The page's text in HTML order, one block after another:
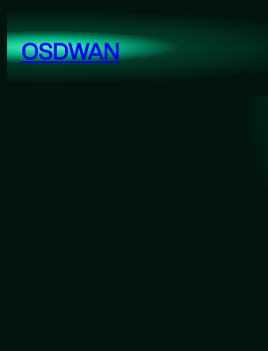
至
内OSDWAN